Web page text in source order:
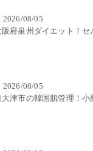
2026/08/05
2026/08/05